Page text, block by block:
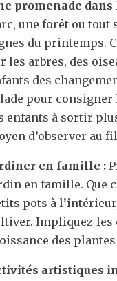
promenade dans
une forêt ou
du printemps.
les arbres, des
des
pour consigner
enfants à sortir
d’observer au
en famille :
en famille. Que
pots à
Impliquez-les
des
artistiques